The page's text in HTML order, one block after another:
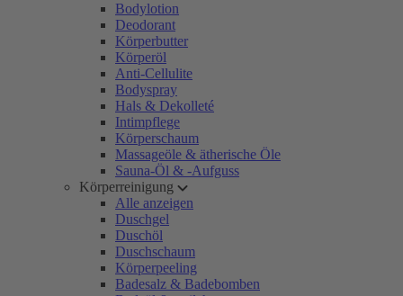
Bodylotion
Deodorant
Körperbutter
Körperöl
Anti-Cellulite
Bodyspray
Hals & Dekolleté
Intimpflege
Körperschaum
Massageöle & ätherische Öle
Sauna-Öl & -Aufguss
Körperreinigung
Alle anzeigen
Duschgel
Duschöl
Duschschaum
Körperpeeling
Badesalz & Badebomben